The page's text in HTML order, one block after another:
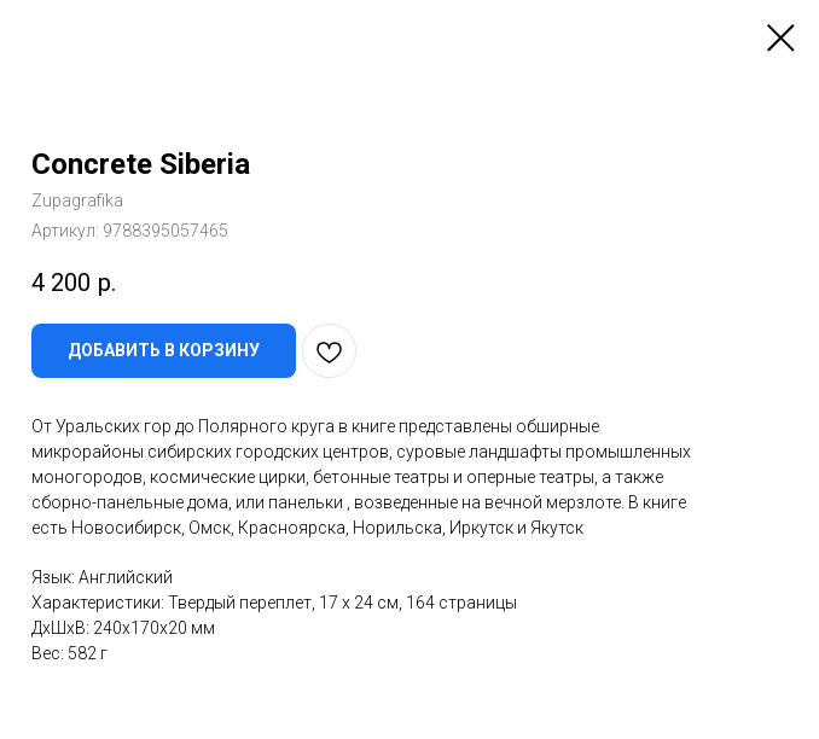
Concrete Siberia
Zupagrafika
Артикул: 9788395057465
4 200 р.
ДОБАВИТЬ В КОРЗИНУ
От Уральских гор до Полярного круга в книге представлены обширные
микрорайоны сибирских городских центров, суровые ландшафты промышленных
моногородов, космические цирки, бетонные театры и оперные театры, а также
сборно-панельные дома, или панельки , возведенные на вечной мерзлоте. В книге
есть Новосибирск, Омск, Красноярска, Норильска, Иркутск и Якутск
Язык: Английский
Характеристики: Твердый переплет, 17 x 24 см, 164 страницы
ДxШxВ: 240x170x20 мм
Вес: 582 г